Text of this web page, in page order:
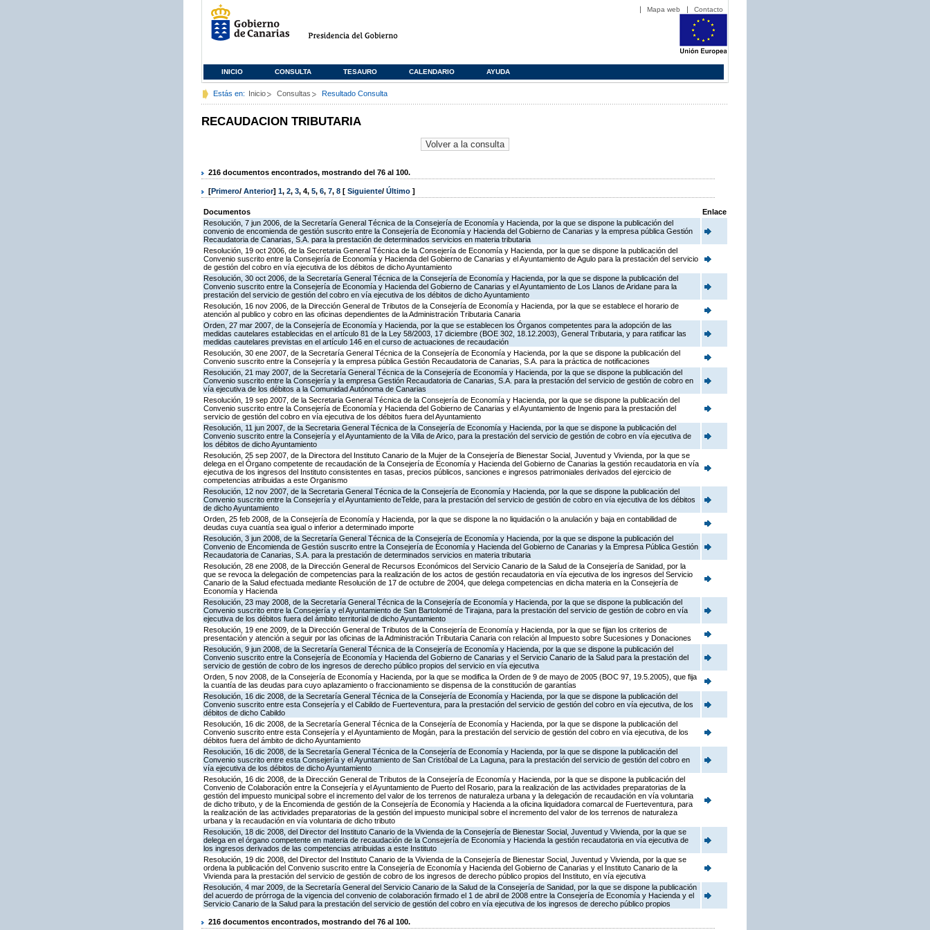
Mapa web Contacto
INICIO CONSULTA TESAURO CALENDARIO AYUDA
Estás en: Inicio Consultas Resultado Consulta
RECAUDACION TRIBUTARIA
216 documentos encontrados, mostrando del 76 al 100.
[Primero/ Anterior] 1, 2, 3, 4, 5, 6, 7, 8 [ Siguiente/ Último ]
Documentos
Enlace
Resolución, 7 jun 2006, de la Secretaría General Técnica de la Consejería de Economía y Hacienda, por la que se dispone la publicación del
convenio de encomienda de gestión suscrito entre la Consejería de Economía y Hacienda del Gobierno de Canarias y la empresa pública Gestión
Recaudatoria de Canarias, S.A. para la prestación de determinados servicios en materia tributaria
Resolución, 19 oct 2006, de la Secretaria General Técnica de la Consejería de Economía y Hacienda, por la que se dispone la publicación del
Convenio suscrito entre la Consejería de Economía y Hacienda del Gobierno de Canarias y el Ayuntamiento de Agulo para la prestación del servicio
de gestión del cobro en vía ejecutiva de los débitos de dicho Ayuntamiento
Resolución, 30 oct 2006, de la Secretaría General Técnica de la Consejería de Economía y Hacienda, por la que se dispone la publicación del
Convenio suscrito entre la Consejería de Economía y Hacienda del Gobierno de Canarias y el Ayuntamiento de Los Llanos de Aridane para la
prestación del servicio de gestión del cobro en vía ejecutiva de los débitos de dicho Ayuntamiento
Resolución, 16 nov 2006, de la Dirección General de Tributos de la Consejería de Economía y Hacienda, por la que se establece el horario de
atención al publico y cobro en las oficinas dependientes de la Administración Tributaria Canaria
Orden, 27 mar 2007, de la Consejería de Economía y Hacienda, por la que se establecen los Órganos competentes para la adopción de las
medidas cautelares establecidas en el artículo 81 de la Ley 58/2003, 17 diciembre (BOE 302, 18.12.2003), General Tributaria, y para ratificar las
medidas cautelares previstas en el artículo 146 en el curso de actuaciones de recaudación
Resolución, 30 ene 2007, de la Secretaría General Técnica de la Consejería de Economía y Hacienda, por la que se dispone la publicación del
Convenio suscrito entre la Consejería y la empresa pública Gestión Recaudatoria de Canarias, S.A. para la práctica de notificaciones
Resolución, 21 may 2007, de la Secretaría General Técnica de la Consejería de Economía y Hacienda, por la que se dispone la publicación del
Convenio suscrito entre la Consejería y la empresa Gestión Recaudatoria de Canarias, S.A. para la prestación del servicio de gestión de cobro en
vía ejecutiva de los débitos a la Comunidad Autónoma de Canarias
Resolución, 19 sep 2007, de la Secretaria General Técnica de la Consejería de Economía y Hacienda, por la que se dispone la publicación del
Convenio suscrito entre la Consejería de Economía y Hacienda del Gobierno de Canarias y el Ayuntamiento de Ingenio para la prestación del
servicio de gestión del cobro en vía ejecutiva de los débitos fuera del Ayuntamiento
Resolución, 11 jun 2007, de la Secretaria General Técnica de la Consejería de Economía y Hacienda, por la que se dispone la publicación del
Convenio suscrito entre la Consejería y el Ayuntamiento de la Villa de Arico, para la prestación del servicio de gestión de cobro en vía ejecutiva de
los débitos de dicho Ayuntamiento
Resolución, 25 sep 2007, de la Directora del Instituto Canario de la Mujer de la Consejería de Bienestar Social, Juventud y Vivienda, por la que se
delega en el Órgano competente de recaudación de la Consejería de Economía y Hacienda del Gobierno de Canarias la gestión recaudatoria en vía
ejecutiva de los ingresos del Instituto consistentes en tasas, precios públicos, sanciones e ingresos patrimoniales derivados del ejercicio de
competencias atribuidas a este Organismo
Resolución, 12 nov 2007, de la Secretaria General Técnica de la Consejería de Economía y Hacienda, por la que se dispone la publicación del
Convenio suscrito entre la Consejería y el Ayuntamiento deTelde, para la prestación del servicio de gestión de cobro en vía ejecutiva de los débitos
de dicho Ayuntamiento
Orden, 25 feb 2008, de la Consejería de Economía y Hacienda, por la que se dispone la no liquidación o la anulación y baja en contabilidad de
deudas cuya cuantía sea igual o inferior a determinado importe
Resolución, 3 jun 2008, de la Secretaría General Técnica de la Consejería de Economía y Hacienda, por la que se dispone la publicación del
Convenio de Encomienda de Gestión suscrito entre la Consejería de Economía y Hacienda del Gobierno de Canarias y la Empresa Pública Gestión
Recaudatoria de Canarias, S.A. para la prestación de determinados servicios en materia tributaria
Resolución, 28 ene 2008, de la Dirección General de Recursos Económicos del Servicio Canario de la Salud de la Consejería de Sanidad, por la
que se revoca la delegación de competencias para la realización de los actos de gestión recaudatoria en vía ejecutiva de los ingresos del Servicio
Canario de la Salud efectuada mediante Resolución de 17 de octubre de 2004, que delega competencias en dicha materia en la Consejería de
Economía y Hacienda
Resolución, 23 may 2008, de la Secretaría General Técnica de la Consejería de Economía y Hacienda, por la que se dispone la publicación del
Convenio suscrito entre la Consejería y el Ayuntamiento de San Bartolomé de Tirajana, para la prestación del servicio de gestión de cobro en vía
ejecutiva de los débitos fuera del ámbito territorial de dicho Ayuntamiento
Resolución, 19 ene 2009, de la Dirección General de Tributos de la Consejería de Economía y Hacienda, por la que se fijan los criterios de
presentación y atención a seguir por las oficinas de la Administración Tributaria Canaria con relación al Impuesto sobre Sucesiones y Donaciones
Resolución, 9 jun 2008, de la Secretaría General Técnica de la Consejería de Economía y Hacienda, por la que se dispone la publicación del
Convenio suscrito entre la Consejería de Economía y Hacienda del Gobierno de Canarias y el Servicio Canario de la Salud para la prestación del
servicio de gestión de cobro de los ingresos de derecho público propios del servicio en vía ejecutiva
Orden, 5 nov 2008, de la Consejería de Economía y Hacienda, por la que se modifica la Orden de 9 de mayo de 2005 (BOC 97, 19.5.2005), que fija
la cuantía de las deudas para cuyo aplazamiento o fraccionamiento se dispensa de la constitución de garantías
Resolución, 16 dic 2008, de la Secretaría General Técnica de la Consejería de Economía y Hacienda, por la que se dispone la publicación del
Convenio suscrito entre esta Consejería y el Cabildo de Fuerteventura, para la prestación del servicio de gestión del cobro en vía ejecutiva, de los
débitos de dicho Cabildo
Resolución, 16 dic 2008, de la Secretaría General Técnica de la Consejería de Economía y Hacienda, por la que se dispone la publicación del
Convenio suscrito entre esta Consejería y el Ayuntamiento de Mogán, para la prestación del servicio de gestión del cobro en vía ejecutiva, de los
débitos fuera del ámbito de dicho Ayuntamiento
Resolución, 16 dic 2008, de la Secretaría General Técnica de la Consejería de Economía y Hacienda, por la que se dispone la publicación del
Convenio suscrito entre esta Consejería y el Ayuntamiento de San Cristóbal de La Laguna, para la prestación del servicio de gestión del cobro en
vía ejecutiva de los débitos de dicho Ayuntamiento
Resolución, 16 dic 2008, de la Dirección General de Tributos de la Consejería de Economía y Hacienda, por la que se dispone la publicación del
Convenio de Colaboración entre la Consejería y el Ayuntamiento de Puerto del Rosario, para la realización de las actividades preparatorias de la
gestión del impuesto municipal sobre el incremento del valor de los terrenos de naturaleza urbana y la delegación de recaudación en vía voluntaria
de dicho tributo, y de la Encomienda de gestión de la Consejería de Economía y Hacienda a la oficina liquidadora comarcal de Fuerteventura, para
la realización de las actividades preparatorias de la gestión del impuesto municipal sobre el incremento del valor de los terrenos de naturaleza
urbana y la recaudación en vía voluntaria de dicho tributo
Resolución, 18 dic 2008, del Director del Instituto Canario de la Vivienda de la Consejería de Bienestar Social, Juventud y Vivienda, por la que se
delega en el órgano competente en materia de recaudación de la Consejería de Economía y Hacienda la gestión recaudatoria en vía ejecutiva de
los ingresos derivados de las competencias atribuidas a este Instituto
Resolución, 19 dic 2008, del Director del Instituto Canario de la Vivienda de la Consejería de Bienestar Social, Juventud y Vivienda, por la que se
ordena la publicación del Convenio suscrito entre la Consejería de Economía y Hacienda del Gobierno de Canarias y el Instituto Canario de la
Vivienda para la prestación del servicio de gestión de cobro de los ingresos de derecho público propios del Instituto, en vía ejecutiva
Resolución, 4 mar 2009, de la Secretaría General del Servicio Canario de la Salud de la Consejería de Sanidad, por la que se dispone la publicación
del acuerdo de prórroga de la vigencia del convenio de colaboración firmado el 1 de abril de 2008 entre la Consejería de Economía y Hacienda y el
Servicio Canario de la Salud para la prestación del servicio de gestión del cobro en vía ejecutiva de los ingresos de derecho público propios
216 documentos encontrados, mostrando del 76 al 100.